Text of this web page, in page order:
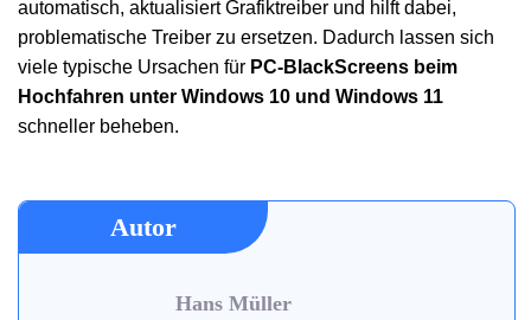
automatisch, aktualisiert Grafiktreiber und hilft dabei,
problematische Treiber zu ersetzen. Dadurch lassen sich
viele typische Ursachen für PC-BlackScreens beim
Hochfahren unter Windows 10 und Windows 11
schneller beheben.
Autor
Hans Müller